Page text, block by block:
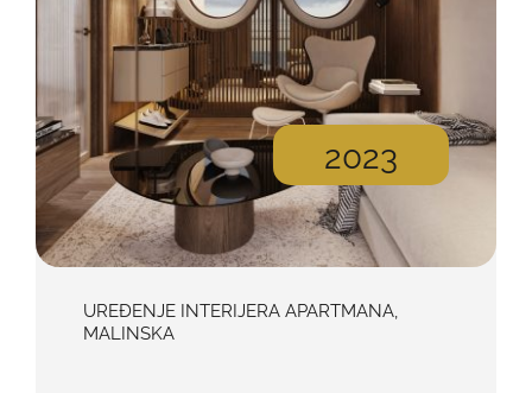
2023
UREĐENJE INTERIJERA APARTMANA,
MALINSKA